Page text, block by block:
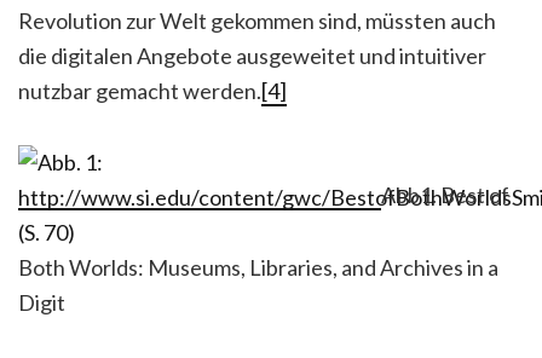
Revolution zur Welt gekommen sind, müssten auch
die digitalen Angebote ausgeweitet und intuitiver
nutzbar gemacht werden.[4]
Abb1. Best of
Both Worlds: Museums, Libraries, and Archives in a
Digit